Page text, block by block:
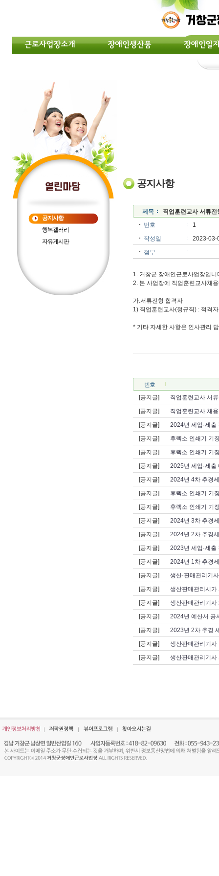
공지사항
행복갤러리
자유게시판
공지사항
제목
직업훈련교사 서류
번호
1
작성일
2023-03-
첨부
1. 거창군 장애인근로사업장입니
2. 본 사업장에 직업훈련교사채
가.서류전형 합격자
1) 직업훈련교사(정규직) : 적격
* 기타 자세한 사항은 인사관리
번호
[공지글]
직업훈련교사 서
[공지글]
직업훈련교사 채
[공지글]
2024년 세입·세
[공지글]
후렉소 인쇄기 기
[공지글]
후렉소 인쇄기 기
[공지글]
2025년 세입·세
[공지글]
2024년 4차 추경
[공지글]
후렉소 인쇄기 기
[공지글]
후렉소 인쇄기 기
[공지글]
2024년 3차 추경
[공지글]
2024년 2차 추경
[공지글]
2023년 세입·세
[공지글]
2024년 1차 추경
[공지글]
생산·판매관리기
[공지글]
생산판매관리시
[공지글]
생산판매관리기
[공지글]
2024년 예산서 공
[공지글]
2023년 2차 추경
[공지글]
생산판매관리기
[공지글]
생산판매관리기